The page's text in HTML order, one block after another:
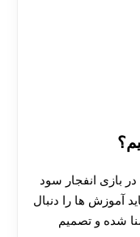
بازی انفجار سود
آموزش ها را دنبال
شده و تصمیم